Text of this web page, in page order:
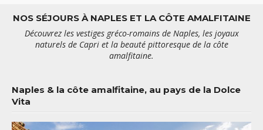
NOS SÉJOURS À NAPLES ET LA CÔTE AMALFITAINE
Découvrez les vestiges gréco-romains de Naples, les joyaux
naturels de Capri et la beauté pittoresque de la côte
amalfitaine.
Naples & la côte amalfitaine, au pays de la Dolce
Vita